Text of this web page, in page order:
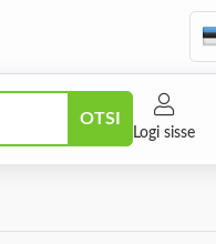
OTSI
Logi sisse